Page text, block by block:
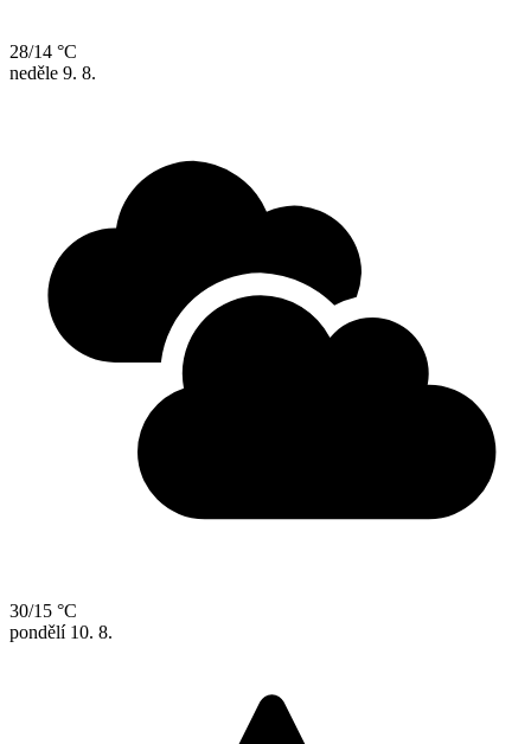
28/14 °C
neděle 9. 8.
30/15 °C
pondělí 10. 8.